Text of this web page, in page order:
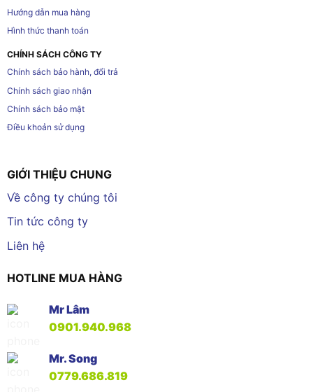
Hướng dẫn mua hàng
Hình thức thanh toán
CHÍNH SÁCH CÔNG TY
Chính sách bảo hành, đổi trả
Chính sách giao nhận
Chính sách bảo mật
Điều khoản sử dụng
GIỚI THIỆU CHUNG
Về công ty chúng tôi
Tin tức công ty
Liên hệ
HOTLINE MUA HÀNG
Mr Lâm
0901.940.968
Mr. Song
0779.686.819